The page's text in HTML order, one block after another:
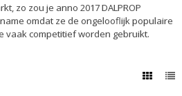
zo zou je anno 2017 DALPROP
omdat ze de ongelooflijk populaire
vaak competitief worden gebruikt.